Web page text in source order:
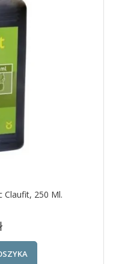
Claufit, 250 Ml.